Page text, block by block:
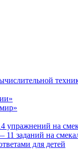
упражнений на
11 заданий на
для детей